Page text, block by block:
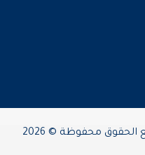
محفوظة © 2026